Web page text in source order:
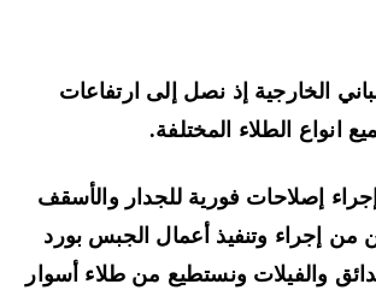
الخارجية إذ نصل إلى ارتفاعات
الطلاء المختلفة.
إصلاحات فورية للجدار والأسقف
إجراء وتنفيذ أعمال الجبس بورد
والفيلات ونستطيع من طلاء أسوار